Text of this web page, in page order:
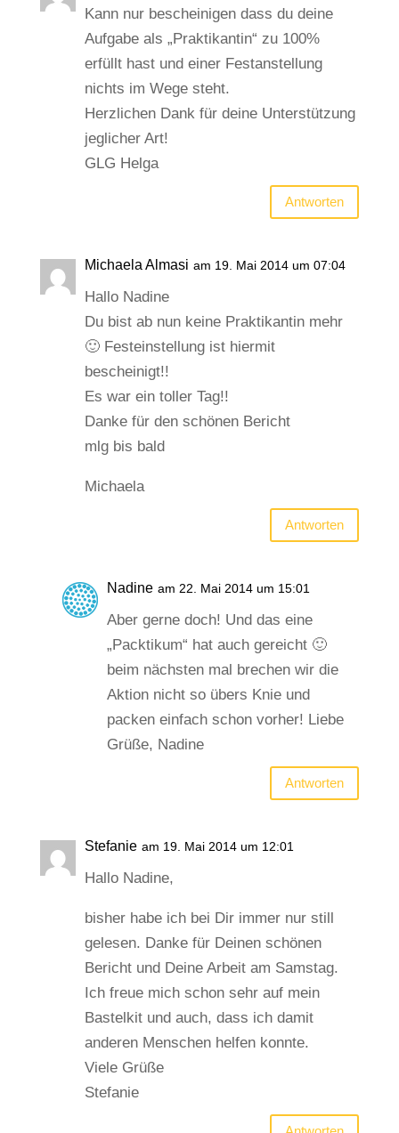
Kann nur bescheinigen dass du deine
Aufgabe als „Praktikantin“ zu 100%
erfüllt hast und einer Festanstellung
nichts im Wege steht.
Herzlichen Dank für deine Unterstützung
jeglicher Art!
GLG Helga
Antworten
Michaela Almasi am 19. Mai 2014 um 07:04
Hallo Nadine
Du bist ab nun keine Praktikantin mehr
🙂 Festeinstellung ist hiermit
bescheinigt!!
Es war ein toller Tag!!
Danke für den schönen Bericht
mlg bis bald
Michaela
Antworten
Nadine am 22. Mai 2014 um 15:01
Aber gerne doch! Und das eine
„Packtikum“ hat auch gereicht 🙂
beim nächsten mal brechen wir die
Aktion nicht so übers Knie und
packen einfach schon vorher! Liebe
Grüße, Nadine
Antworten
Stefanie am 19. Mai 2014 um 12:01
Hallo Nadine,
bisher habe ich bei Dir immer nur still
gelesen. Danke für Deinen schönen
Bericht und Deine Arbeit am Samstag.
Ich freue mich schon sehr auf mein
Bastelkit und auch, dass ich damit
anderen Menschen helfen konnte.
Viele Grüße
Stefanie